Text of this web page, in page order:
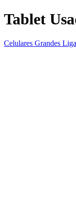
Tablet
Celulares Grandes